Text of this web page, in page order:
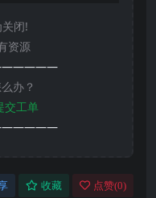
闭!
资源
办？
交工单
收藏 点赞(0)